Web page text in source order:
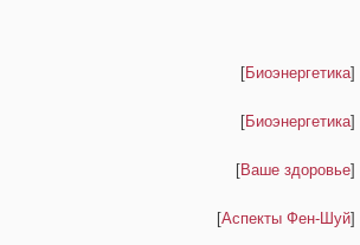
[Биоэнергетика]
[Биоэнергетика]
[Ваше здоровье]
[Аспекты Фен-Шуй]